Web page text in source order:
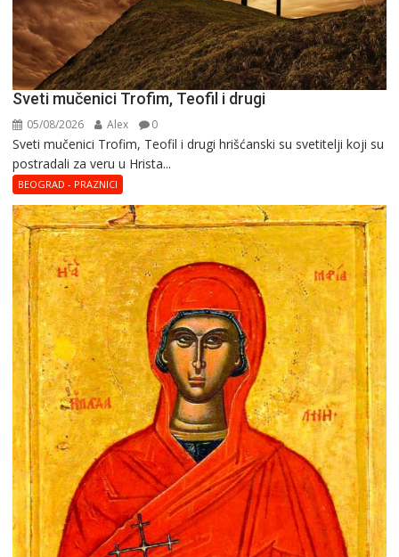
Sveti mučenici Trofim, Teofil i drugi
05/08/2026 Alex 0
Sveti mučenici Trofim, Teofil i drugi hrišćanski su svetitelji koji su
postradali za veru u Hrista...
BEOGRAD - PRAZNICI